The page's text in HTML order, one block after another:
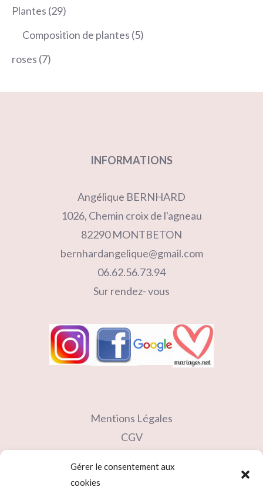
Gérer le consentement aux
cookies
Plantes 2929
produits
Composition de plantes 55
roses 77
INFORMATIONS
Angélique BERNHARD
1026, Chemin croix de l'agneau
82290 MONTBETON
bernhardangelique@gmail.com
06.62.56.73.94
Sur rendez- vous
Mentions Légales
CGV